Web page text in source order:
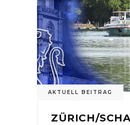
AKTUELL BEITRAG
ZÜRICH/